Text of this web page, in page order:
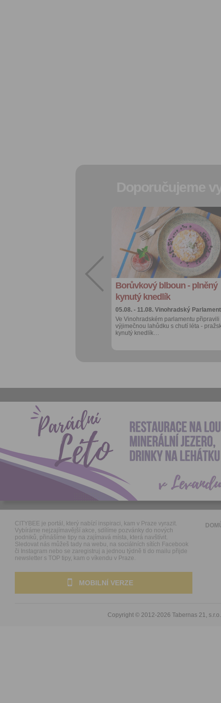
Borůvkový blboun - plněný
kynutý knedlík
05.08. - 11.08. Vinohradský Parlament
Ve Vinohradském parlamentu připravili
výjimečnou lahůdku s chutí léta -
kynutý knedlík…
Přidat do
oblíbených
Sdílet:
Facebook
export do
kalendáře
Více výhod pro
přihlášené
CITYBEE je portál, který nabízí inspiraci, kam v Praze vyrazit.
Vybíráme nejzajímavější akce, sdílíme pozvánky do nových
podniků, přinášíme tipy na zajímavá místa, která navštívit.
Sledovat nás můžeš tady na webu, na sociálních sítích Facebook
či Instagram nebo se zaregistruj a jednou týdně ti do mailu přijde
newsletter s TOP tipy, kam o víkendu v Praze.
MOBILNÍ VERZE
Copyright © 2012-2026 Tabernas 21, s.r.o.